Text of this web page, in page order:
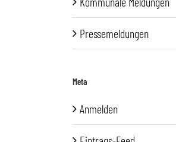
Pressemeldungen
Meta
Anmelden